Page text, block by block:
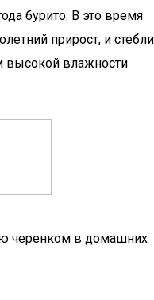
бурито. В это время
прирост, и стебли
высокой влажности
черенком в домашних